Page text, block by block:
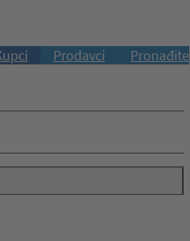
Prodavci
Pronađite